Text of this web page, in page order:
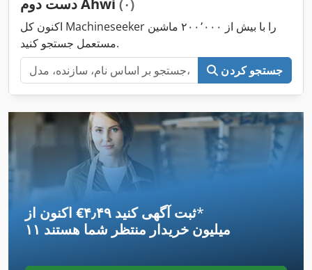
(۰)
اکنون کل Machineseeker را با بیش از ۲۰۰٬۰۰۰ ماشین
مستعمل جستجو کنید.
جستجو کردن
اکنون از ‎€۴٫۴۹ ثبت آگهی کنید*
۱۱ میلیون خریدار منتظر شما هستند